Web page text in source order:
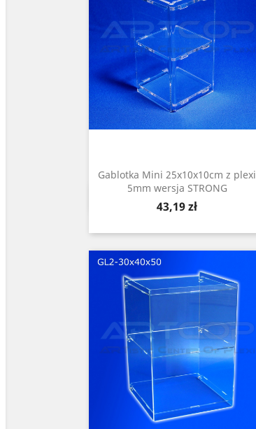
Gablotka Mini 25x10x10cm z plexi
5mm wersja STRONG
Cena
43,19 zł
Szybki podgląd